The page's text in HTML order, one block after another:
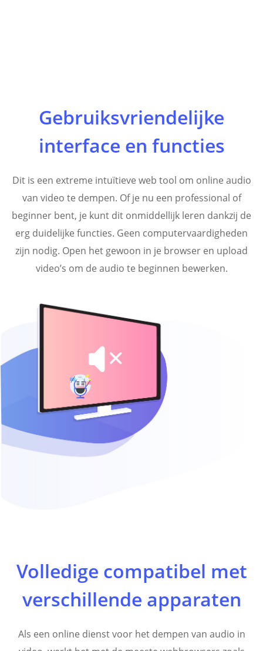
Gebruiksvriendelijke
interface en functies
Dit is een extreme intuïtieve web tool om online audio
van video te dempen. Of je nu een professional of
beginner bent, je kunt dit onmiddellijk leren dankzij de
erg duidelijke functies. Geen computervaardigheden
zijn nodig. Open het gewoon in je browser en upload
video’s om de audio te beginnen bewerken.
Volledige compatibel met
verschillende apparaten
Als een online dienst voor het dempen van audio in